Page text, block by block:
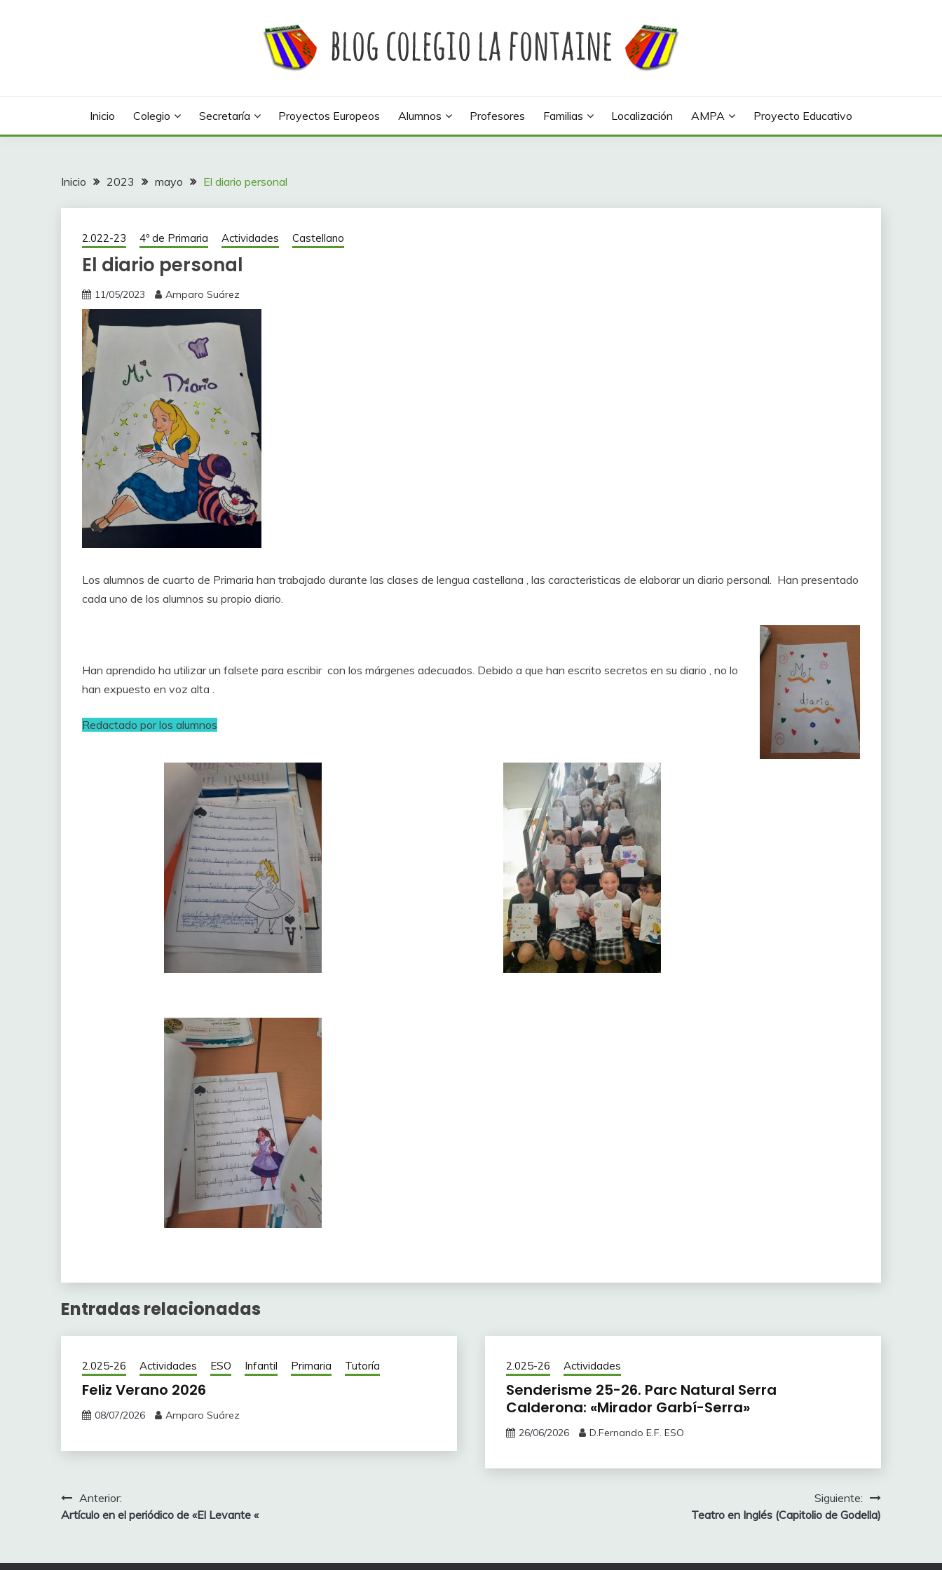
Inicio Colegio Secretaría Proyectos Europeos Alumnos Profesores Familias Localización AMPA Proyecto Educativo
Inicio 2023 mayo El diario personal
2.022-23 4º de Primaria Actividades Castellano
El diario personal
11/05/2023 Amparo Suárez
Los alumnos de cuarto de Primaria han trabajado durante las clases de lengua castellana , las caracteristicas de elaborar un diario personal. Han presentado
cada uno de los alumnos su propio diario.
Han aprendido ha utilizar un falsete para escribir con los márgenes adecuados. Debido a que han escrito secretos en su diario , no lo
han expuesto en voz alta .
Redactado por los alumnos
Entradas relacionadas
2.025-26 Actividades ESO Infantil Primaria Tutoría
Feliz Verano 2026
08/07/2026 Amparo Suárez
2.025-26 Actividades
Senderisme 25-26. Parc Natural Serra
Calderona: «Mirador Garbí-Serra»
26/06/2026 D.Fernando E.F. ESO
Navegación
de
Anterior:
Artículo en el periódico de «El Levante «
Siguiente:
Teatro en Inglés (Capitolio de Godella)